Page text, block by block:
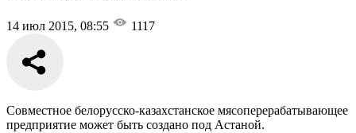
14 июл 2015, 08:55 1117
Совместное белорусско-казахстанское мясоперерабатывающее
предприятие может быть создано под Астаной.